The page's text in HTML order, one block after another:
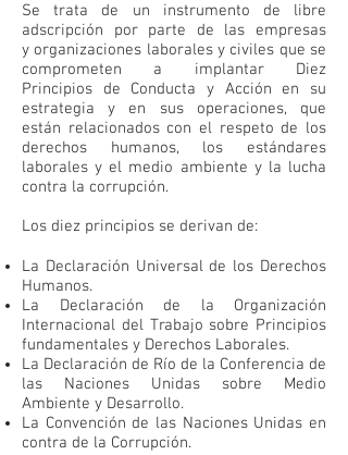
Se trata de un instrumento de libre
adscripción por parte de las empresas
y organizaciones laborales y civiles que se
comprometen a implantar Diez
Principios de Conducta y Acción en su
estrategia y en sus operaciones, que
están relacionados con el respeto de los
derechos humanos, los estándares
laborales y el medio ambiente y la lucha
contra la corrupción.
Los diez principios se derivan de:​
La Declaración Universal de los Derechos
Humanos.
La Declaración de la Organización
Internacional del Trabajo sobre Principios
fundamentales y Derechos Laborales.
La Declaración de Río de la Conferencia de
las Naciones Unidas sobre Medio
Ambiente y Desarrollo.
La Convención de las Naciones Unidas en
contra de la Corrupción.